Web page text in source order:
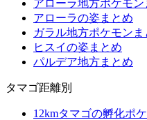
アローラ地方ポケモン
アローラの姿まとめ
ガラル地方ポケモンま
ヒスイの姿まとめ
パルデア地方まとめ
タマゴ距離別
12kmタマゴの孵化ポ